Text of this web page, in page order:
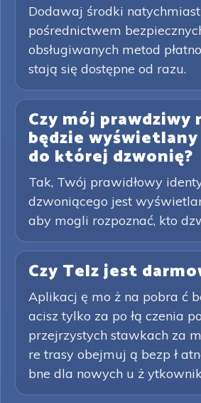
Dodawaj środki
pośrednictwem
obsługiwanych metod
stają się dostępne od razu.
Czy mój prawdziwy
będzie
do której dzwonię?
Tak, Twój prawidłowy
dzwoniącego jest
aby mogli rozpoznać, kto
Czy Telz jest
Aplikacj ę mo ż na pobra ć
acisz tylko za po łą czenia
przejrzystych stawkach za
re trasy obejmuj ą bezp ł
bne dla nowych u ż